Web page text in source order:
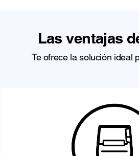
Las ventajas
Te ofrece la solución ideal